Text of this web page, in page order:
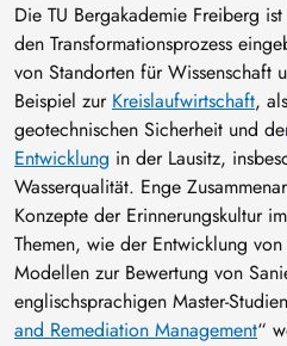
Die TU Bergakademie Freiberg
den Transformationsprozess
von Standorten für Wissenschaft
Beispiel zur Kreislaufwirtschaft,
geotechnischen Sicherheit und
Entwicklung in der Lausitz,
Wasserqualität. Enge
Konzepte der Erinnerungskultur
Themen, wie der Entwicklung
Modellen zur Bewertung von
englischsprachigen Master-
and Remediation Management“